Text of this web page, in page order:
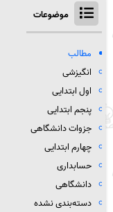
موضوعات
مطالب
انگیزشی
اول ابتدایی
پنجم ابتدایی
جزوات دانشگاهی
چهارم ابتدایی
حسابداری
دانشگاهی
دسته‌بندی نشده